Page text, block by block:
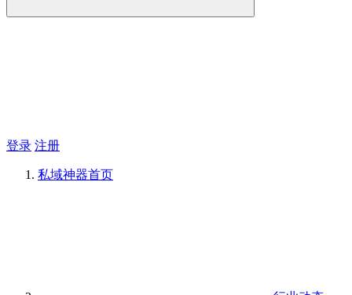
登录 注册
私域神器首页